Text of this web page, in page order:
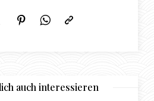
auch interessieren